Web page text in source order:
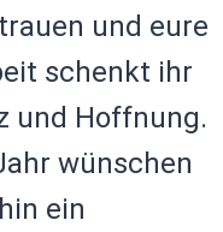
und eure
schenkt ihr
und Hoffnung.
wünschen
ein